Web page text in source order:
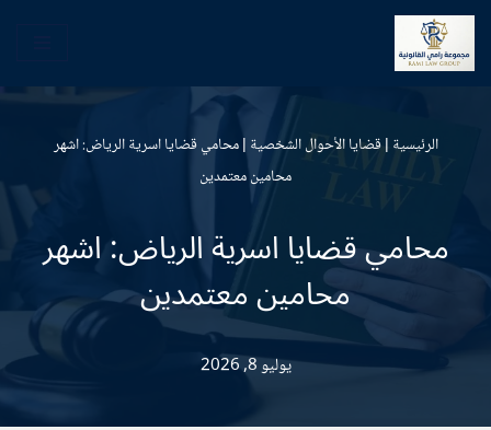
تخطى
الرئيسية |قضايا الأحوال الشخصية |محامي قضايا اسرية الرياض: اشهر
محامين معتمدين
محامي قضايا اسرية الرياض: اشهر
محامين معتمدين
يوليو 8, 2026